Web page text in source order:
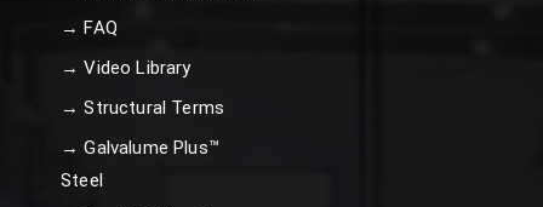
→ FAQ
→ Video Library
→ Structural Terms
→ Galvalume Plus™
Steel